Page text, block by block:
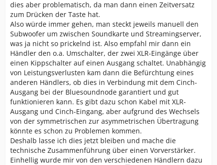
dies aber problematisch, da man dann einen Zeitversatz
zum Drücken der Taste hat.
Also würde immer gehen, man steckt jeweils manuell den
Subwoofer um zwischen Soundkarte und Streamingserver,
was ja nicht so prickelnd ist. Also empfahl mir dann ein
Händler den o.a. Umschalter, der zwei XLR-Eingänge über
einen Kippschalter auf einen Ausgang schaltet. Unabhängig
von Leistungsverlusten kam dann die Befürchtung eines
anderen Händlers, ob dies in Verbindung mit dem Cinch-
Ausgang bei der Bluesoundnode garantiert und gut
funktionieren kann. Es gibt dazu schon Kabel mit XLR-
Ausgang und Cinch-Eingang, aber aufgrund des Wechsels
von der symmetrischen zur asymmetrischen Übertragung
könnte es schon zu Problemen kommen.
Deshalb lasse ich dies jetzt bleiben und mache die
technische Zusammenführung über einen Vorverstärker.
Einhellig wurde mir von den verschiedenen Händlern dazu